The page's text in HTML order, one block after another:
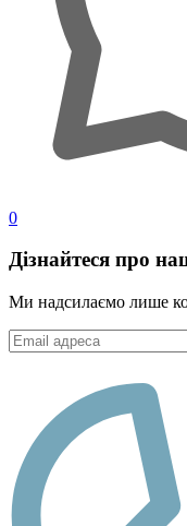
0
Дізнайтеся про
Ми надсилаємо лише